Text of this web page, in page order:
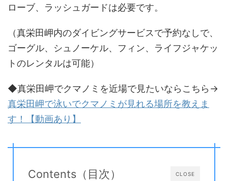
ローブ、ラッシュガードは必要です。
（真栄田岬内のダイビングサービスで予約なしで、
ゴーグル、シュノーケル、フィン、ライフジャケッ
トのレンタルは可能）
◆真栄田岬でクマノミを近場で見たいならこちら→
真栄田岬で泳いでクマノミが見れる場所を教えま
す！【動画あり】
CLOSE
Contents（目次）